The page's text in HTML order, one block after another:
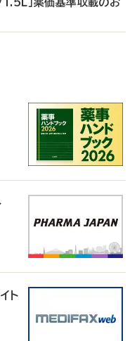
」薬価基準収載のお
ト